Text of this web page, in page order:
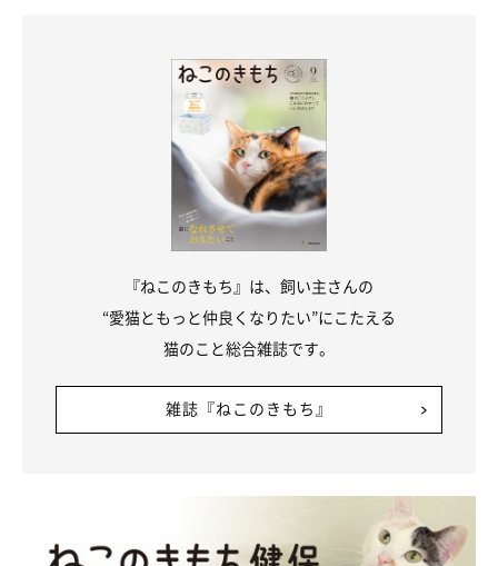
『ねこのきもち』は、飼い主さんの
“愛猫ともっと仲良くなりたい”にこたえる
猫のこと総合雑誌です。
雑誌『ねこのきもち』